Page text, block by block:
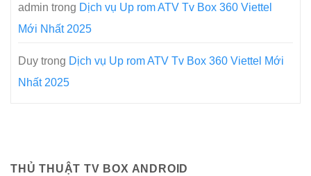
admin trong Dịch vụ Up rom ATV Tv Box 360 Viettel
Mới Nhất 2025
Duy trong Dịch vụ Up rom ATV Tv Box 360 Viettel Mới
Nhất 2025
THỦ THUẬT TV BOX ANDROID